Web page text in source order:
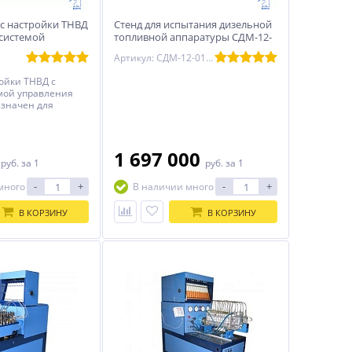
настройки ТНВД
ТНВД с
управления
для
руб. за 1
- +
В КОРЗИНУ
Стенд для испытания дизельной
топливной аппаратуры СДМ-12-
01-18 (с встроенной станцией
подкачки)
Артикул: СДМ-12-01-18
1 697 000 руб. за 1
В наличии много
- +
В КОРЗИНУ